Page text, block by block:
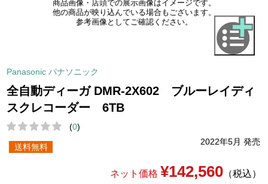
商品画像・店頭での展示画像はイメージです。
他の商品が映り込んでいる場合もございます。
参考画像としてご確認ください。
Panasonic パナソニック
全自動ディーガ DMR-2X602 ブルーレイディ
スクレコーダー 6TB
(0)
2022年5月 発売
送料無料
ネット価格 ¥142,560（税込）